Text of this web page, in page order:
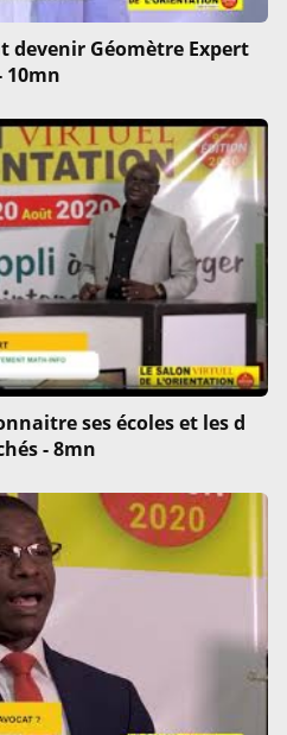
devenir Géomètre Expert
10mn
ses écoles et les d
- 8mn